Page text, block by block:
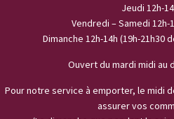
Jeudi 12h-
Vendredi – Samedi 12h-
Dimanche 12h-14h (19h-21h30
Ouvert du mardi midi au
Pour notre service à emporter, le midi
assurer vos